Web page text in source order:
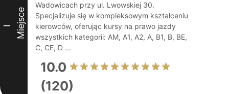
I Miejsce
Wadowicach przy ul. Lwowskiej 30.
Specjalizuje się w kompleksowym kształceniu
kierowców, oferując kursy na prawo jazdy
wszystkich kategorii: AM, A1, A2, A, B1, B, BE,
C, CE, D ...
10.0
(120)